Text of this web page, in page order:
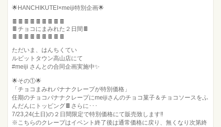
🌟HANCHIKUTEI×meiji特別企画🌟
🍫🍫🍫🍫🍫🍫🍫🍫🍫
🍫チョコにまみれた２日間🍫
🍫🍫🍫🍫🍫🍫🍫🍫🍫
ただいま、はんちくてい
ルビットタウン高山店にて
#meiji さんとの合同企画実施中✨
🌟その①🌟
「チョコまみれバナナクレープが特別価格」
任期のチョコバナナクレープにmeijiさんのチョコ菓子＆チョコソースをふ
んだんにトッピング🍫さらに･･･
7/23,24(土日)の２日間限定で特別価格にて販売致します‼️
※こちらのクレープはイベント終了後は通常価格に戻り、無くなり次第終